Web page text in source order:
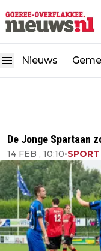
Nieuws
De Jonge Spartaan
14 FEB , 10:10•SPORT